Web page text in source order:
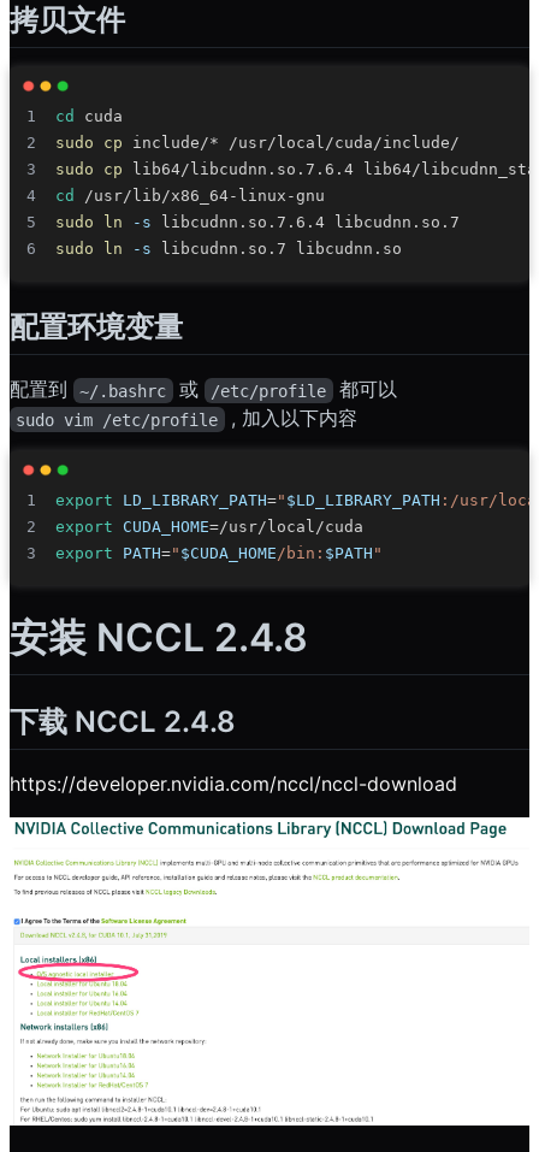
拷贝文件
cd
sudo
cp
sudo
cp
cd
sudo
ln -s
sudo
ln -s
配置环境变量
配置到 ~/.bashrc 或 /etc/profile 都可以
sudo vim /etc/profile , 加入以下内容
export LD_LIBRARY_PATH=" $LD_LIBRARY_PATH :/usr/
export
CUDA_HOME=
export
PATH=" $CUDA_HOME/bin: $PATH "
安装 NCCL 2.4.8
下载 NCCL 2.4.8
https://developer.nvidia.com/nccl/nccl-download